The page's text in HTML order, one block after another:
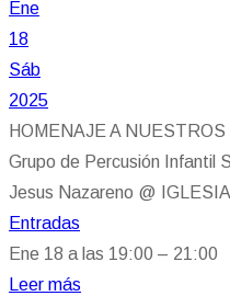
Ene
18
Sáb
2025
HOMENAJE A
Grupo de Percusión Infantil
Jesus Nazareno @
Entradas
Ene 18 a las 19:00 – 21:00
Leer más